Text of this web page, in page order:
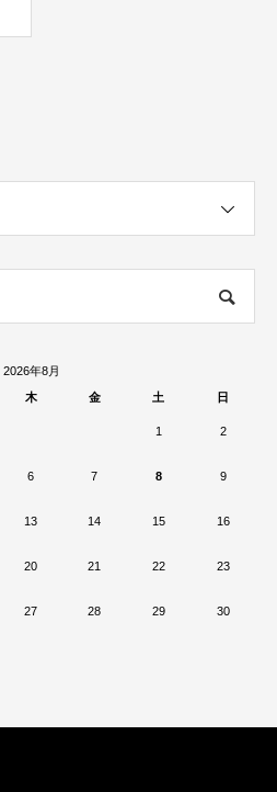
2026年8月
木 金 土 日
1 2
6 7 8 9
13 14 15 16
20 21 22 23
27 28 29 30